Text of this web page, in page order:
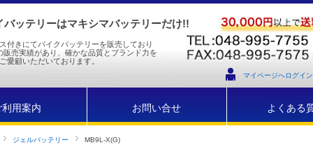
ッテリーはマキシマバッテリーだけ!!
付きにてバイクバッテリーを販売しており
販売実績があり、確かな品質とブランド力を
愛顧いただいております。
マイページへログイン
利用案内 お問い合せ よくある
ジェルバッテリー MB9L-X(G)